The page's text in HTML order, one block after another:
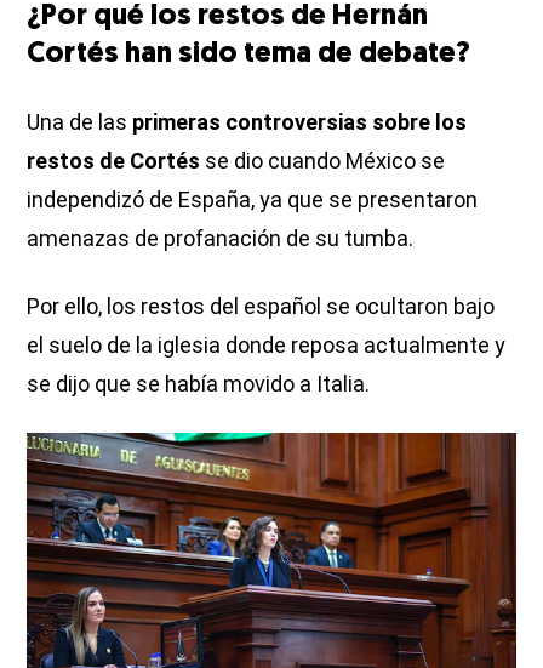
¿Por qué los restos de Hernán
Cortés han sido tema de debate?
Una de las primeras controversias sobre los
restos de Cortés se dio cuando México se
independizó de España, ya que se presentaron
amenazas de profanación de su tumba.
Por ello, los restos del español se ocultaron bajo
el suelo de la iglesia donde reposa actualmente y
se dijo que se había movido a Italia.